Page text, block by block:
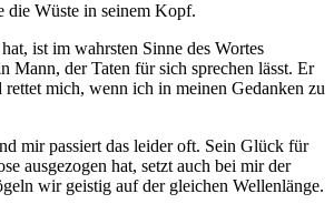
die Wüste in seinem Kopf.
ist im wahrsten Sinne des Wortes
Mann, der Taten für sich sprechen lässt. Er
rettet mich, wenn ich in meinen Gedanken zu
mir passiert das leider oft. Sein Glück für
ausgezogen hat, setzt auch bei mir der
wir geistig auf der gleichen Wellenlänge.